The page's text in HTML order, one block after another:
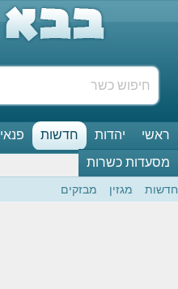
ראשי יהדות חדשות פנאי
מסעדות כשרות
חדשות מגזין מבזקים